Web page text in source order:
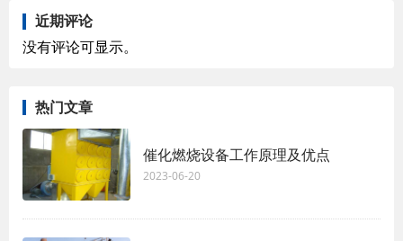
近期评论
没有评论可显示。
热门文章
催化燃烧设备工作原理及优点
2023-06-20